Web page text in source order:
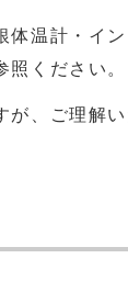
温計・イ
照ください。
、ご理解